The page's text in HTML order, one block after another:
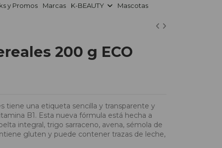
y Promos Marcas K-BEAUTY Mascotas
200 g ECO
tiene una etiqueta sencilla y transparente y
B1. Esta nueva fórmula está hecha a
integral, trigo sarraceno, avena, sémola de
gluten y puede contener trazas de leche,